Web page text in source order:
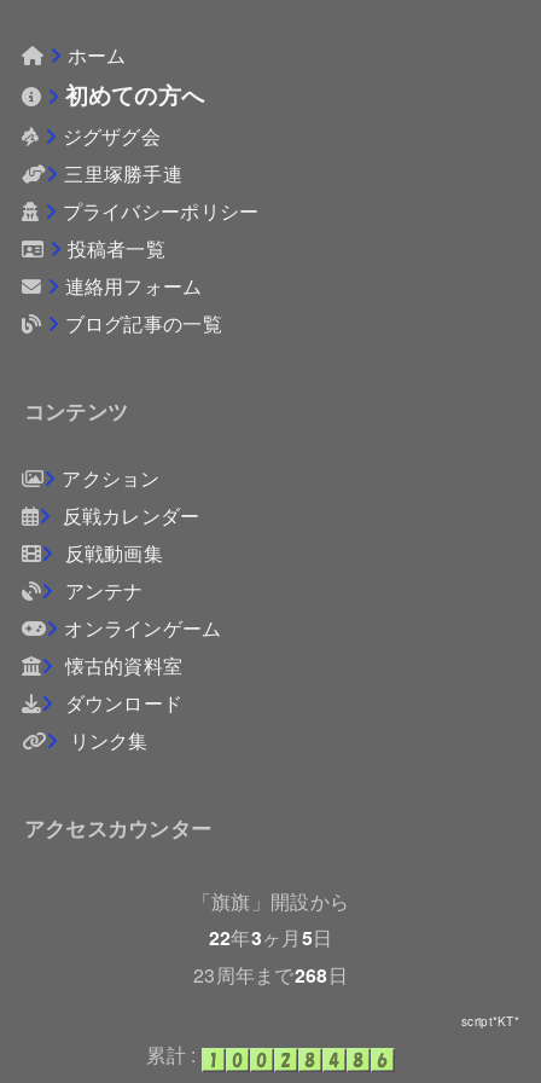
ホーム
初めての方へ
ジグザグ会
三里塚勝手連
プライバシーポリシー
投稿者一覧
連絡用フォーム
ブログ記事の一覧
コンテンツ
アクション
反戦カレンダー
反戦動画集
アンテナ
オンラインゲーム
懐古的資料室
ダウンロード
リンク集
アクセスカウンター
「旗旗」開設から
22年3ヶ月5日
23周年まで268日
script*KT*
累計 :